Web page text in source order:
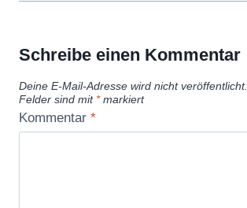
Schreibe einen Kommentar
Deine E-Mail-Adresse wird nicht veröffentlicht.
Felder sind mit *markiert
Kommentar *